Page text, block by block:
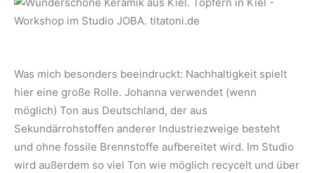
Was mich besonders beeindruckt: Nachhaltigkeit spielt
hier eine große Rolle. Johanna verwendet (wenn
möglich) Ton aus Deutschland, der aus
Sekundärrohstoffen anderer Industriezweige besteht
und ohne fossile Brennstoffe aufbereitet wird. Im Studio
wird außerdem so viel Ton wie möglich recycelt und über